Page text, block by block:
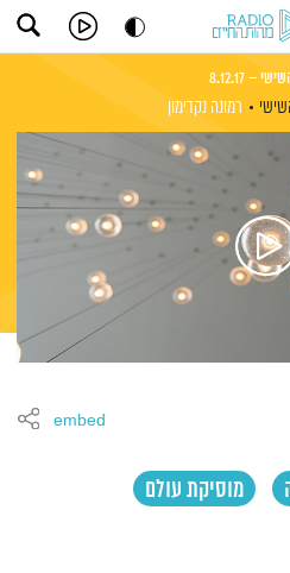
– 8.12.17
רמונה נקדימון
מוסיקת עולם
embed